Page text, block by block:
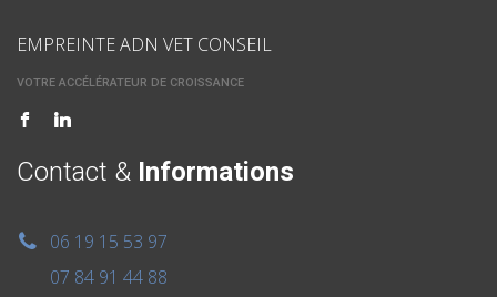
EMPREINTE ADN VET CONSEIL
VOTRE ACCÉLÉRATEUR DE CROISSANCE
Contact & Informations
06 19 15 53 97
07 84 91 44 88